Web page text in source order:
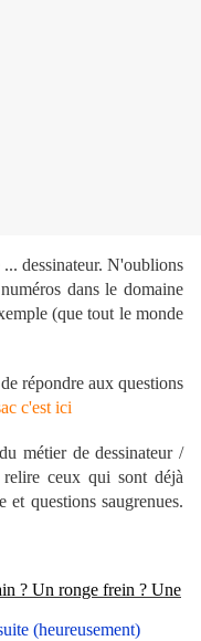
dessinateur. N'oublions
dans le domaine
(que tout le monde
répondre aux questions
c'est ici
métier de dessinateur /
ceux qui sont déjà
et questions saugrenues.
? Un ronge frein ? Une
(heureusement)